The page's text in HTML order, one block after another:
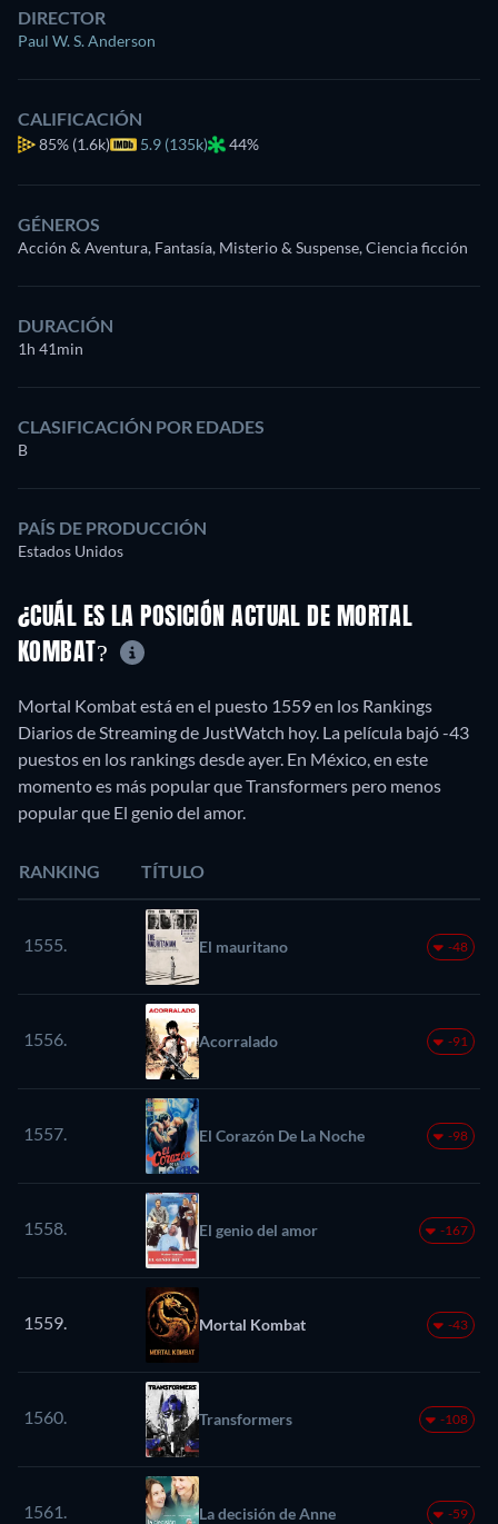
DIRECTOR
Paul W. S. Anderson
CALIFICACIÓN
85% (1.6k) 5.9 (135k) 44%
GÉNEROS
Acción & Aventura, Fantasía, Misterio & Suspense, Ciencia ficción
DURACIÓN
1h 41min
CLASIFICACIÓN POR EDADES
B
PAÍS DE PRODUCCIÓN
Estados Unidos
¿CUÁL ES LA POSICIÓN ACTUAL DE MORTAL
KOMBAT?
Mortal Kombat está en el puesto 1559 en los Rankings
Diarios de Streaming de JustWatch hoy. La película bajó -43
puestos en los rankings desde ayer. En México, en este
momento es más popular que Transformers pero menos
popular que El genio del amor.
RANKING TÍTULO
1555. El mauritano -48
1556. Acorralado -91
1557. El Corazón De La Noche -98
1558. El genio del amor -167
1559. Mortal Kombat -43
1560. Transformers -108
1561. La decisión de Anne -59